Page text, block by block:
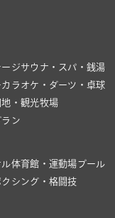
ジサウナ・スパ・銭湯
カラオケ・ダーツ・卓球
地・観光牧場
ラン
体育館・運動場プール
クシング・格闘技